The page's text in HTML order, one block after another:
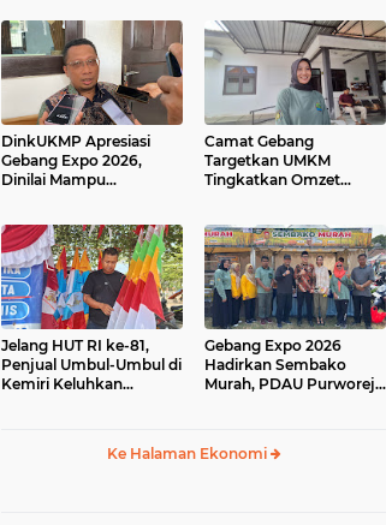
DinkUKMP Apresiasi
Gebang Expo 2026,
Dinilai Mampu
Lokal
Camat Gebang
Targetkan UMKM
Tingkatkan Omzet
Jelang HUT RI ke-81,
Penjual Umbul-Umbul di
Kemiri Keluhkan
Gebang Expo 2026
Hadirkan Sembako
Murah, PDAU Purworejo
Ke Halaman Ekonomi